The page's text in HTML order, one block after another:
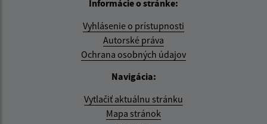
Informácie o stránke:
Vyhlásenie o prístupnosti
Autorské práva
Ochrana osobných údajov
Navigácia:
Vytlačiť aktuálnu stránku
Mapa stránok